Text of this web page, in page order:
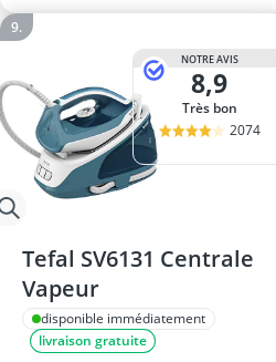
NOTRE AVIS
8,9
Très bon
2074
Tefal SV6131 Centrale
Vapeur
disponible immédiatement
livraison gratuite